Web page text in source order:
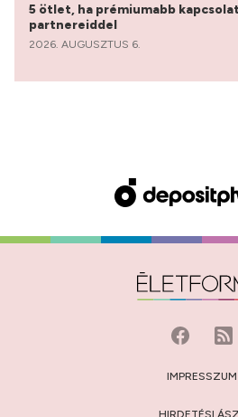
5 ötlet, ha prémiumabb
partnereiddel
2026. AUGUSZTUS 6.
IMPRESSZUM
HIRDETÉSI